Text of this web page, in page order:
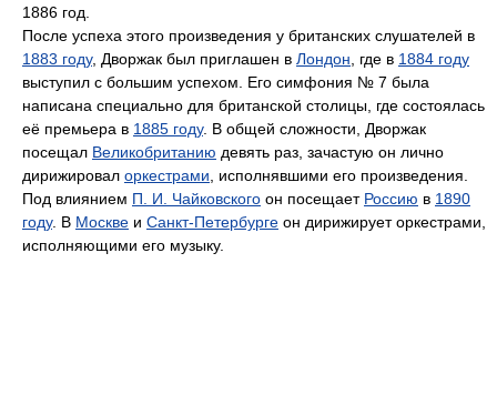
1886 год.
После успеха этого произведения у британских слушателей в
1883 году, Дворжак был приглашен в Лондон , где в 1884 году
выступил с большим успехом. Его симфония № 7 была
написана специально для британской столицы, где состоялась
её премьера в 1885 году. В общей сложности, Дворжак
посещал Великобританию девять раз, зачастую он лично
дирижировал оркестрами , исполнявшими его произведения.
Под влиянием П. И. Чайковского он посещает Россию в 1890
году. В Москве и Санкт-Петербурге он дирижирует оркестрами,
исполняющими его музыку.